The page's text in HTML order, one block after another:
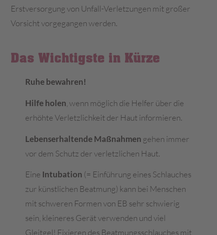
Erstversorgung von Unfall-Verletzungen mit großer
Vorsicht vorgegangen werden.
Das Wichtigste in Kürze
Ruhe bewahren!
Hilfe holen , wenn möglich die Helfer über die
erhöhte Verletzlichkeit der Haut informieren.
Lebenserhaltende Maßnahmen gehen immer
vor dem Schutz der verletzlichen Haut.
Eine Intubation (= Einführung eines Schlauches
zur künstlichen Beatmung) kann bei Menschen
mit schweren Formen von EB sehr schwierig
sein, kleineres Gerät verwenden und viel
Gleitgel! Fixieren des Beatmungsschlauches mit